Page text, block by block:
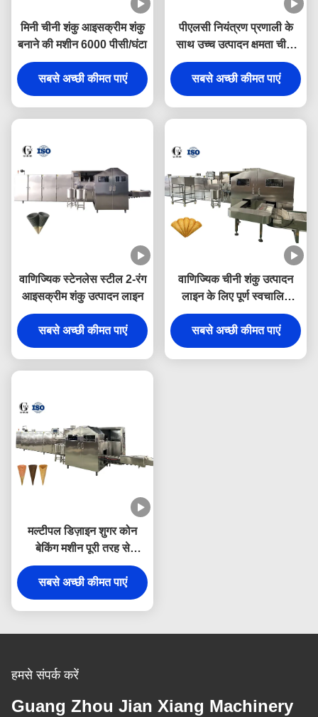
मिनी चीनी शंकु आइसक्रीम शंकु
बनाने की मशीन 6000 पीसी/घंटा
सबसे अच्छी कीमत पाएं
पीएलसी नियंत्रण प्रणाली के
साथ उच्च उत्पादन क्षमता चीनी
शंकु बेकिंग मशीन
10000pcs/hour
सबसे अच्छी कीमत पाएं
वाणिज्यिक स्टेनलेस स्टील 2-रंग
आइसक्रीम शंकु उत्पादन लाइन
सबसे अच्छी कीमत पाएं
वाणिज्यिक चीनी शंकु उत्पादन
लाइन के लिए पूर्ण स्वचालित
आइसक्रीम शंकु बेकिंग मशीन
सबसे अच्छी कीमत पाएं
मल्टीपल डिज़ाइन शुगर कोन
बेकिंग मशीन पूरी तरह से
स्वचालित
SIEMENS/DELTA पीएलसी
नियंत्रण के साथ
सबसे अच्छी कीमत पाएं
हमसे संपर्क करें
Guang Zhou Jian Xiang Machinery